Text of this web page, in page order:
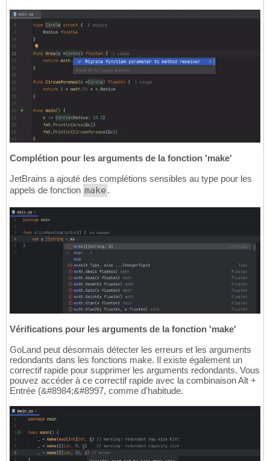
Complétion pour les arguments de la fonction 'make'
JetBrains a ajouté des complétions sensibles au type pour les
appels de fonction make .
Vérifications pour les arguments de la fonction 'make'
GoLand peut désormais détecter les erreurs et les arguments
redondants dans les fonctions make. Il existe également un
correctif rapide pour supprimer les arguments redondants. Vous
pouvez accéder à ce correctif rapide avec la combinaison Alt +
Entrée (&#8984;&#8997, comme d'habitude.